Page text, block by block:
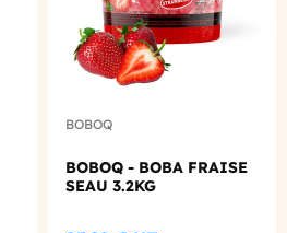
BOBOQ
BOBOQ - BOBA FRAISE
SEAU 3.2KG